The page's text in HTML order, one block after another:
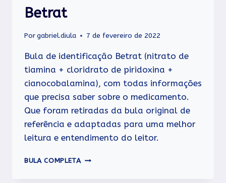
Betrat
Porgabriel.diula 7 de fevereiro de 2022
Bula de identificação Betrat (nitrato de
tiamina + cloridrato de piridoxina +
cianocobalamina), com todas informações
que precisa saber sobre o medicamento.
Que foram retiradas da bula original de
referência e adaptadas para uma melhor
leitura e entendimento do leitor.
BULA COMPLETA BETRAT